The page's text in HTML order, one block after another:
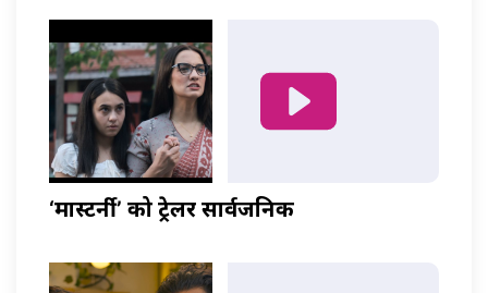
‘मास्टर्नी’ को ट्रेलर सार्वजनिक